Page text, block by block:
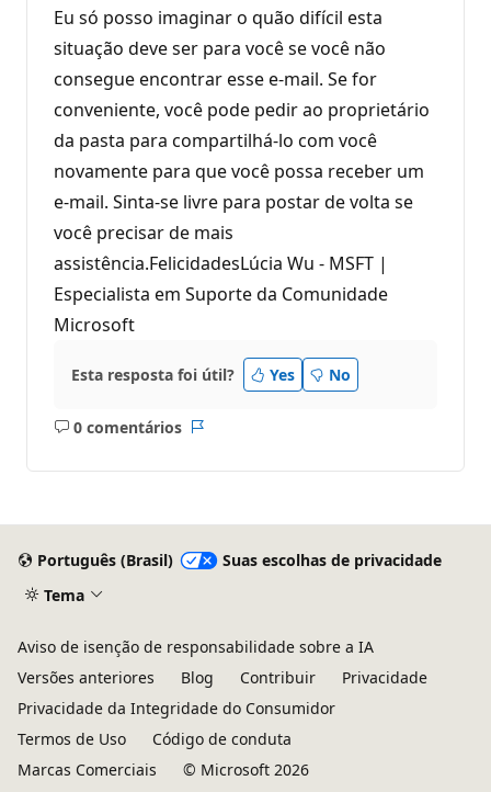
Eu só posso imaginar o quão difícil esta
situação deve ser para você se você não
consegue encontrar esse e-mail. Se for
conveniente, você pode pedir ao proprietário
da pasta para compartilhá-lo com você
novamente para que você possa receber um
e-mail. Sinta-se livre para postar de volta se
você precisar de mais
assistência.FelicidadesLúcia Wu - MSFT |
Especialista em Suporte da Comunidade
Microsoft
Esta resposta foi útil? Yes No
0 comentários
Sem
Português (Brasil)
Suas escolhas de privacidade
Tema
Aviso de isenção de responsabilidade sobre a IA
Versões anteriores
Blog Contribuir
Privacidade
Privacidade da Integridade do Consumidor
Termos de Uso
Código de conduta
Marcas Comerciais
© Microsoft 2026